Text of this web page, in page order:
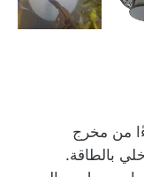
من مخرج
بالطاقة.